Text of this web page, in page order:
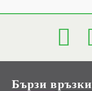
Бързи връзки